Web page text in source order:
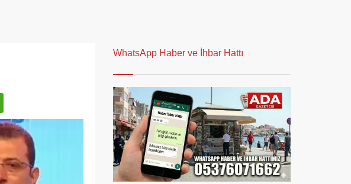
WhatsApp Haber ve İhbar Hattı